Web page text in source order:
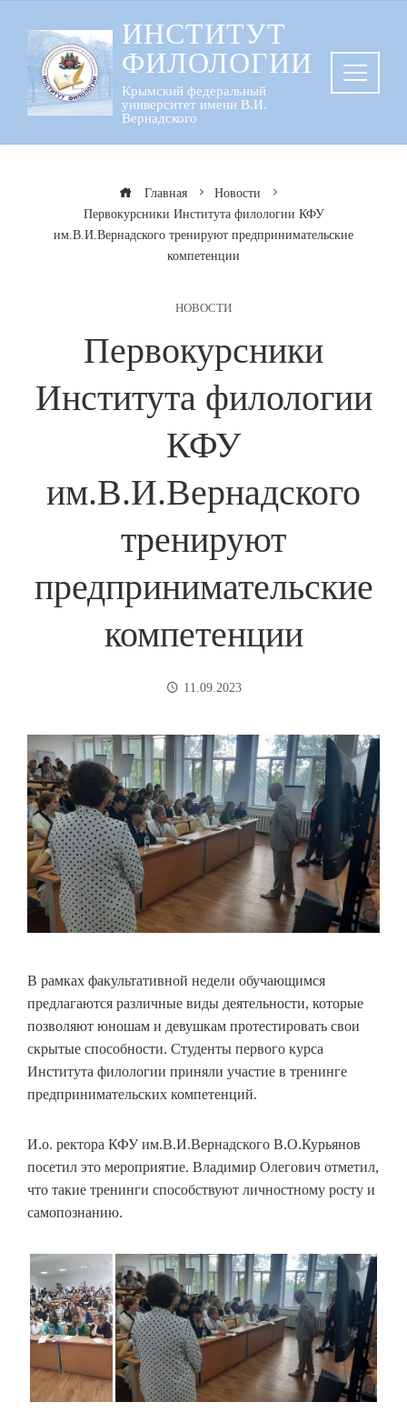
содержанию
ИНСТИТУТ
ФИЛОЛОГИИ
Крымский федеральный
университет имени В.И.
Вернадского
Главная
Новости
Первокурсники Института филологии КФУ
им.В.И.Вернадского тренируют предпринимательские
компетенции
НОВОСТИ
Первокурсники
Института филологии
КФУ
им.В.И.Вернадского
тренируют
предпринимательские
компетенции
11.09.2023
В рамках факультативной недели обучающимся
предлагаются различные виды деятельности, которые
позволяют юношам и девушкам протестировать свои
скрытые способности. Студенты первого курса
Института филологии приняли участие в тренинге
предпринимательских компетенций.
И.о. ректора КФУ им.В.И.Вернадского В.О.Курьянов
посетил это мероприятие. Владимир Олегович отметил,
что такие тренинги способствуют личностному росту и
самопознанию.